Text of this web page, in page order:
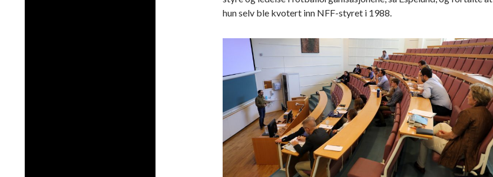
hun selv ble kvotert inn NFF-styret i 1988.